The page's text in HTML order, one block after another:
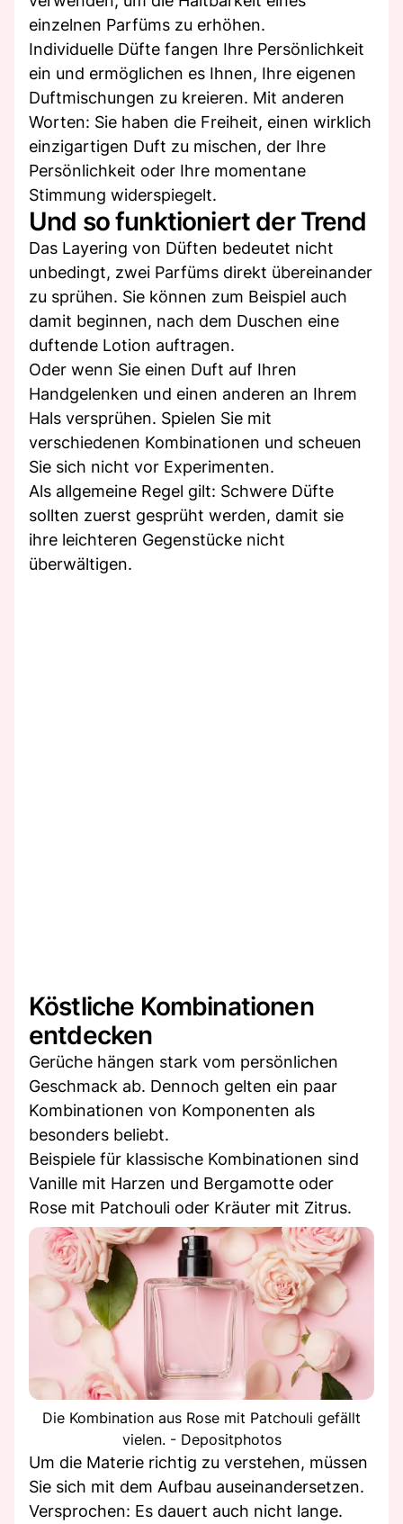
einzelnen Parfüms zu erhöhen.
Individuelle Düfte fangen Ihre Persönlichkeit
ein und ermöglichen es Ihnen, Ihre eigenen
Duftmischungen zu kreieren. Mit anderen
Worten: Sie haben die Freiheit, einen wirklich
einzigartigen Duft zu mischen, der Ihre
Persönlichkeit oder Ihre momentane
Stimmung widerspiegelt.
Und so funktioniert der Trend
Das Layering von Düften bedeutet nicht
unbedingt, zwei Parfüms direkt übereinander
zu sprühen. Sie können zum Beispiel auch
damit beginnen, nach dem Duschen eine
duftende Lotion auftragen.
Oder wenn Sie einen Duft auf Ihren
Handgelenken und einen anderen an Ihrem
Hals versprühen. Spielen Sie mit
verschiedenen Kombinationen und scheuen
Sie sich nicht vor Experimenten.
Als allgemeine Regel gilt: Schwere Düfte
sollten zuerst gesprüht werden, damit sie
ihre leichteren Gegenstücke nicht
überwältigen.
Köstliche Kombinationen
entdecken
Gerüche hängen stark vom persönlichen
Geschmack ab. Dennoch gelten ein paar
Kombinationen von Komponenten als
besonders beliebt.
Beispiele für klassische Kombinationen sind
Vanille mit Harzen und Bergamotte oder
Rose mit Patchouli oder Kräuter mit Zitrus.
Die Kombination aus Rose mit Patchouli gefällt
vielen. - Depositphotos
Um die Materie richtig zu verstehen, müssen
Sie sich mit dem Aufbau auseinandersetzen.
Versprochen: Es dauert auch nicht lange.